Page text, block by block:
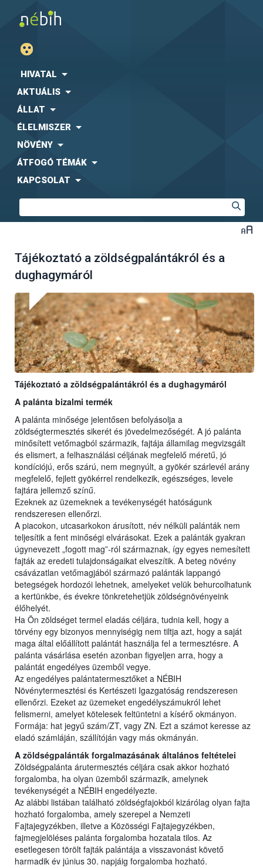
HIVATAL
AKTUÁLIS
ÁLLAT
ÉLELMISZER
NÖVÉNY
ÁTFOGÓ TÉMÁK
KAPCSOLAT
Tájékoztató a zöldségpalántákról és a
dughagymáról
Tájékoztató a zöldségpalántákról és a dughagymáról
A palánta bizalmi termék
A palánta minősége jelentősen befolyásolja a
zöldségtermesztés sikerét és jövedelmezőségét. A jó palánta
minősített vetőmagból származik, fajtája államilag megvizsgált
és elismert, a felhasználási céljának megfelelő méretű, jó
kondíciójú, erős szárú, nem megnyúlt, a gyökér szárlevél arány
megfelelő, fejlett gyökérrel rendelkezik, egészséges, levele
fajtára jellemző színű.
Ezeknek az üzemeknek a tevékenységét hatóságunk
rendszeresen ellenőrzi.
A piacokon, utcasarkokon árusított, név nélküli palánták nem
teljesítik a fent minőségi elvárásokat. Ezek a palánták gyakran
úgynevezett „fogott mag”-ról származnak, így egyes nemesített
fajták az eredeti tulajdonságaikat elveszítik. A beteg növény
csávázatlan vetőmagjából származó palánták lappangó
betegségek hordozói lehetnek, amelyeket velük behurcolhatunk
a kertünkbe, és évekre tönkretehetjük zöldségnövényeink
élőhelyét.
Ha Ön zöldséget termel eladás céljára, tudnia kell, hogy a
törvény egy bizonyos mennyiségig nem tiltja azt, hogy a saját
maga által előállított palántát használja fel a termesztésre. A
palánta vásárlása esetén azonban figyeljen arra, hogy a
palántát engedélyes üzemből vegye.
Az engedélyes palántatermesztőket a NÉBIH
Növénytermesztési és Kertészeti Igazgatóság rendszeresen
ellenőrzi. Ezeket az üzemeket engedélyszámukról lehet
felismerni, amelyet kötelesek feltüntetni a kísérő okmányon.
Formája: hat jegyű szám/ZT, vagy ZN. Ezt a számot keresse az
eladó számláján, szállítóján vagy más okmányán.
A zöldségpalánták forgalmazásának általános feltételei
Zöldségpalánta árutermesztés céljára csak akkor hozható
forgalomba, ha olyan üzemből származik, amelynek
tevékenységét a NÉBIH engedélyezte.
Az alábbi listában található zöldségfajokból kizárólag olyan fajta
hozható forgalomba, amely szerepel a Nemzeti
Fajtajegyzékben, illetve a Közösségi Fajtajegyzékben,
fajmegjelöléses palánta forgalomba hozatala tilos. Az
esetlegesen törölt fajták palántája a visszavonást követő
harmadik év június 30. napjáig forgalomba hozható.